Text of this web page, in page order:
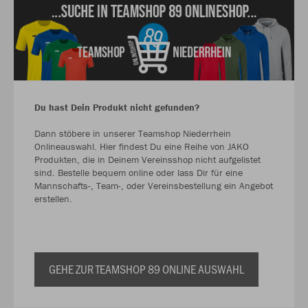
Du hast Dein Produkt nicht gefunden?
Dann stöbere in unserer Teamshop Niederrhein
Onlineauswahl. Hier findest Du eine Reihe von JAKO
Produkten, die in Deinem Vereinsshop nicht aufgelistet
sind. Bestelle bequem online oder lass Dir für eine
Mannschafts-, Team-, oder Vereinsbestellung ein Angebot
erstellen.
GEHE ZUR TEAMSHOP 89 ONLINE AUSWAHL